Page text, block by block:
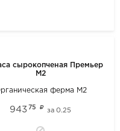
сырокопченая Премьер
М2
ферма М2
943 75 за0.25